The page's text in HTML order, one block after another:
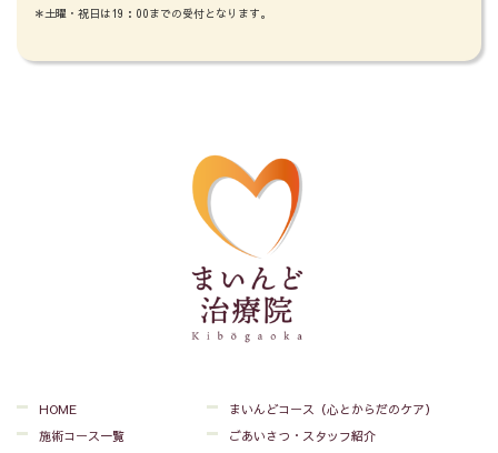
＊土曜・祝日は19：00までの受付となります。
HOME
施術コース一覧
まいんどコース（心とからだのケア）
ごあいさつ・スタッフ紹介